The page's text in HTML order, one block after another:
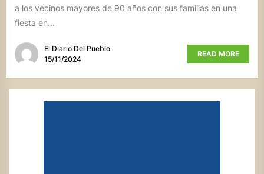
a los vecinos mayores de 90 años con sus familias en una
fiesta en...
El Diario Del Pueblo
15/11/2024
READ MORE